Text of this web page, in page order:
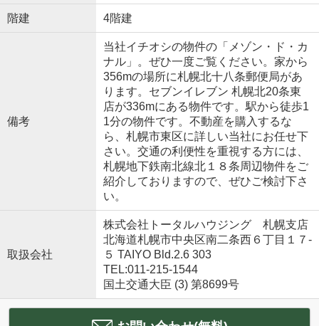
階建 4階建
備考
当社イチオシの物件の「メゾン・ド・カ
ナル」。ぜひ一度ご覧ください。家から
356mの場所に札幌北十八条郵便局があ
ります。セブンイレブン 札幌北20条東
店が336mにある物件です。駅から徒歩1
1分の物件です。不動産を購入するな
ら、札幌市東区に詳しい当社にお任せ下
さい。交通の利便性を重視する方には、
札幌地下鉄南北線北１８条周辺物件をご
紹介しておりますので、ぜひご検討下さ
い。
取扱会社
株式会社トータルハウジング 札幌支店
北海道札幌市中央区南二条西６丁目１７‐
５ TAIYO Bld.2.6 303
TEL:011-215-1544
国土交通大臣 (3) 第8699号